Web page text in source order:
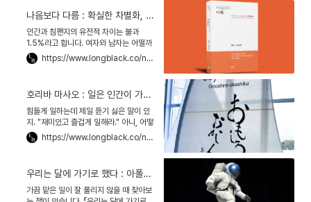
을 인터뷰한 책입니다. 인터뷰는 지나치
게 생생했습니다. 눈곱만큼의 미화도 없
었죠. 사장들은 "내 인건비는 나오지 않는
다""생존할 수 있을지 모르겠다"고, 고충
과 불안을 솔직하게 털어놓습니다.
나음보다 다름 : 확실한 차별화, 키포인트는 남이 아닌 내게 있다
인간과 침팬지의 유전적 차이는 불과
1.5%라고 합니다. 여자와 남자는 어떨까
요. 손가락 모양부터 심장의 형태까지 본
질적으로 동일해요. 0.1%도 안 되는 차이
다. '뭔가 달라. 그래서 호감이 가.' 아주
사소한 차이로 우리 마음에 러브마크
Lovemark를 찍은 브랜드는 무엇이 다
를까요. 책 『나음보다 다름』으로 알아보
겠습니다. 1997년 스티브 잡스는 자신을
쫓아낸 애플로 돌아갔습니다.
https://www.longblack.co/note/241
호리바 마사오 : 일은 인간이 가질 수 있는 가장 큰 즐거움이다
힘들게 일하는데 제일 듣기 싫은 말이 있
지. "재미있고 즐겁게 일해라." 아니, 어떻
게 해야 일이 재밌단 거야? 그런데 이 말
을 회사의 사훈으로 내건 회사가 있어. 자
소야. 이곳의 직무 만족도는 평균
60~70%를 웃돌아. 채용 시장에서 손
에 꼽는 인기 직장이지. 그 비결은 호리바
제작소의 창업자, 故 호리바 마사오堀場
https://www.longblack.co/note/238
우리는 달에 가기로 했다 : 아폴로 프로젝트에서 배우는 마인드셋
가끔 맡은 일이 잘 풀리지 않을 때 찾아보